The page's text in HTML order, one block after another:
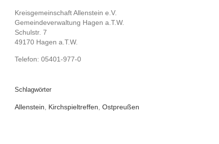
Kreisgemeinschaft Allenstein e.V.
Gemeindeverwaltung Hagen a.T.W.
Schulstr. 7
49170 Hagen a.T.W.
Telefon: 05401-977-0
Schlagwörter
Allenstein, Kirchspieltreffen, Ostpreußen